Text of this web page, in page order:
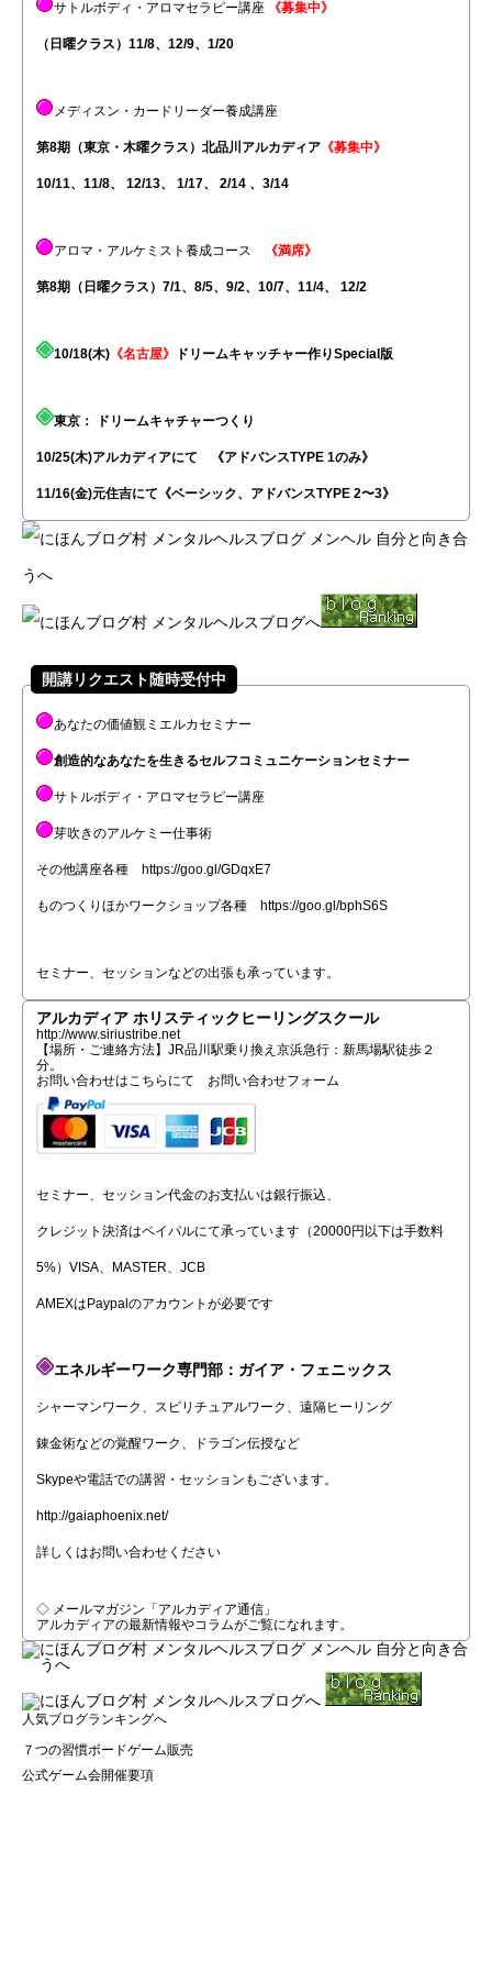
サトルボディ・アロマセラピー講座 《募集中》
（日曜クラス）11/8、12/9、1/20
メディスン・カードリーダー養成講座
第8期（東京・木曜クラス）北品川アルカディア 《募集中》
10/11、11/8、 12/13、 1/17、 2/14 、3/14
アロマ・アルケミスト養成コース 《満席》
第8期（日曜クラス） 7/1、8/5、9/2、10/7、11/4、 12/2
10/18(木) 《名古屋》 ドリームキャッチャー作りSpecial版
東京： ドリームキャチャーつくり
10/25(木)アルカディアにて 《アドバンスTYPE 1のみ》
11/16(金)元住吉にて《ベーシック、アドバンスTYPE 2〜3》
開講リクエスト随時受付中
あなたの価値観ミエルカセミナー
創造的なあなたを生きるセルフコミュニケーションセミナー
サトルボディ・アロマセラピー講座
芽吹きのアルケミー仕事術
その他講座各種 https://goo.gl/GDqxE7
ものつくりほかワークショップ各種 https://goo.gl/bphS6S
セミナー、セッションなどの出張も承っています。
アルカディア ホリスティックヒーリングスクール
http://www.siriustribe.net
【場所・ご連絡方法】JR品川駅乗り換え京浜急行：新馬場駅徒歩２
分。
お問い合わせはこちらにて お問い合わせフォーム
セミナー、セッション代金のお支払いは銀行振込、
クレジット決済はペイパルにて承っています（20000円以下は手数料
5%）VISA、MASTER、JCB
AMEXはPaypalのアカウントが必要です
エネルギーワーク専門部：ガイア・フェニックス
シャーマンワーク、スピリチュアルワーク、遠隔ヒーリング
錬金術などの覚醒ワーク、ドラゴン伝授など
Skypeや電話での講習・セッションもございます。
http://gaiaphoenix.net/
詳しくはお問い合わせください
◇ メールマガジン「アルカディア通信」
アルカディアの最新情報やコラムがご覧になれます。
人気ブログランキングへ
７つの習慣ボードゲーム販売
公式ゲーム会開催要項